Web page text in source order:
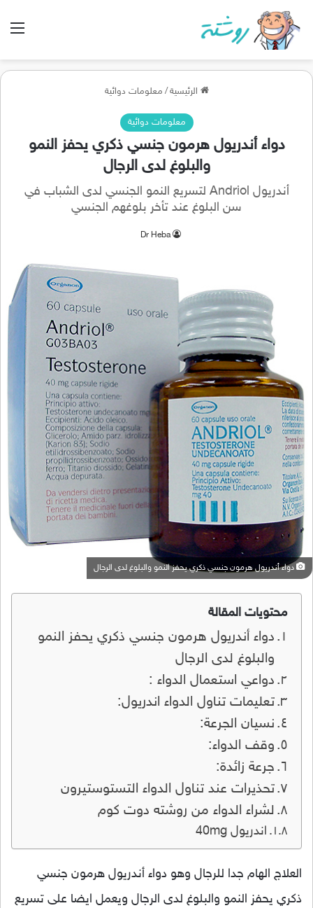
الرئيسية / معلومات دوائية
معلومات دوائية
دواء أندريول هرمون جنسي ذكري يحفز النمو
والبلوغ لدى الرجال
أندريول Andriol لتسريع النمو الجنسي لدى الشباب في
سن البلوغ عند تأخر بلوغهم الجنسي
Dr Heba
دواء أندريول هرمون جنسي ذكري يحفز النمو والبلوغ لدى الرجال
محتويات المقالة
دواء أندريول هرمون جنسي ذكري يحفز النمو
والبلوغ لدى الرجال
دواعي استعمال الدواء :
تعليمات تناول الدواء اندريول:
نسيان الجرعة:
وقف الدواء:
جرعة زائدة:
تحذيرات عند تناول الدواء التستوستيرون
لشراء الدواء من روشته دوت كوم
اندريول 40mg
العلاج الهام جدا للرجال وهو دواء أندريول هرمون جنسي
ذكري يحفز النمو والبلوغ لدى الرجال ويعمل ايضا على تسريع